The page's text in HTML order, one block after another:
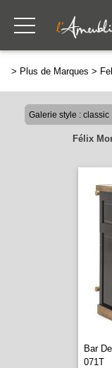
> Plus de Marques >
Félix
Bar
071T